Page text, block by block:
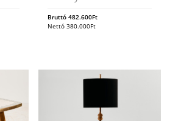
Bruttó482.600Ft
Nettó380.000Ft